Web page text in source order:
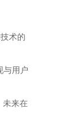
术的
与用户
未来在